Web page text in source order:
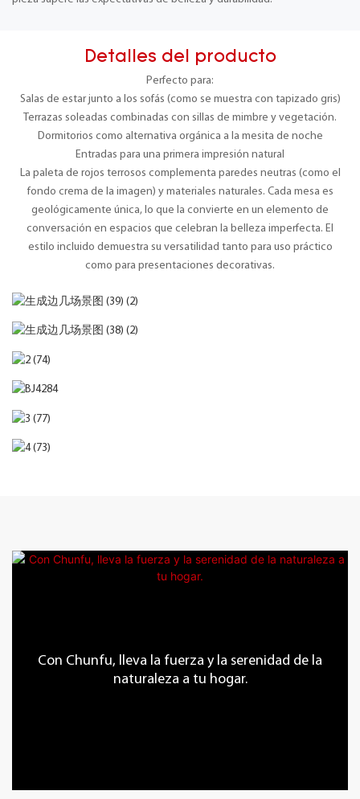
Detalles del producto
Perfecto para:
Salas de estar junto a los sofás (como se muestra con tapizado gris)
Terrazas soleadas combinadas con sillas de mimbre y vegetación.
Dormitorios como alternativa orgánica a la mesita de noche
Entradas para una primera impresión natural
La paleta de rojos terrosos complementa paredes neutras (como el
fondo crema de la imagen) y materiales naturales. Cada mesa es
geológicamente única, lo que la convierte en un elemento de
conversación en espacios que celebran la belleza imperfecta. El
estilo incluido demuestra su versatilidad tanto para uso práctico
como para presentaciones decorativas.
Con Chunfu, lleva la fuerza y ​​la serenidad de la
naturaleza a tu hogar.